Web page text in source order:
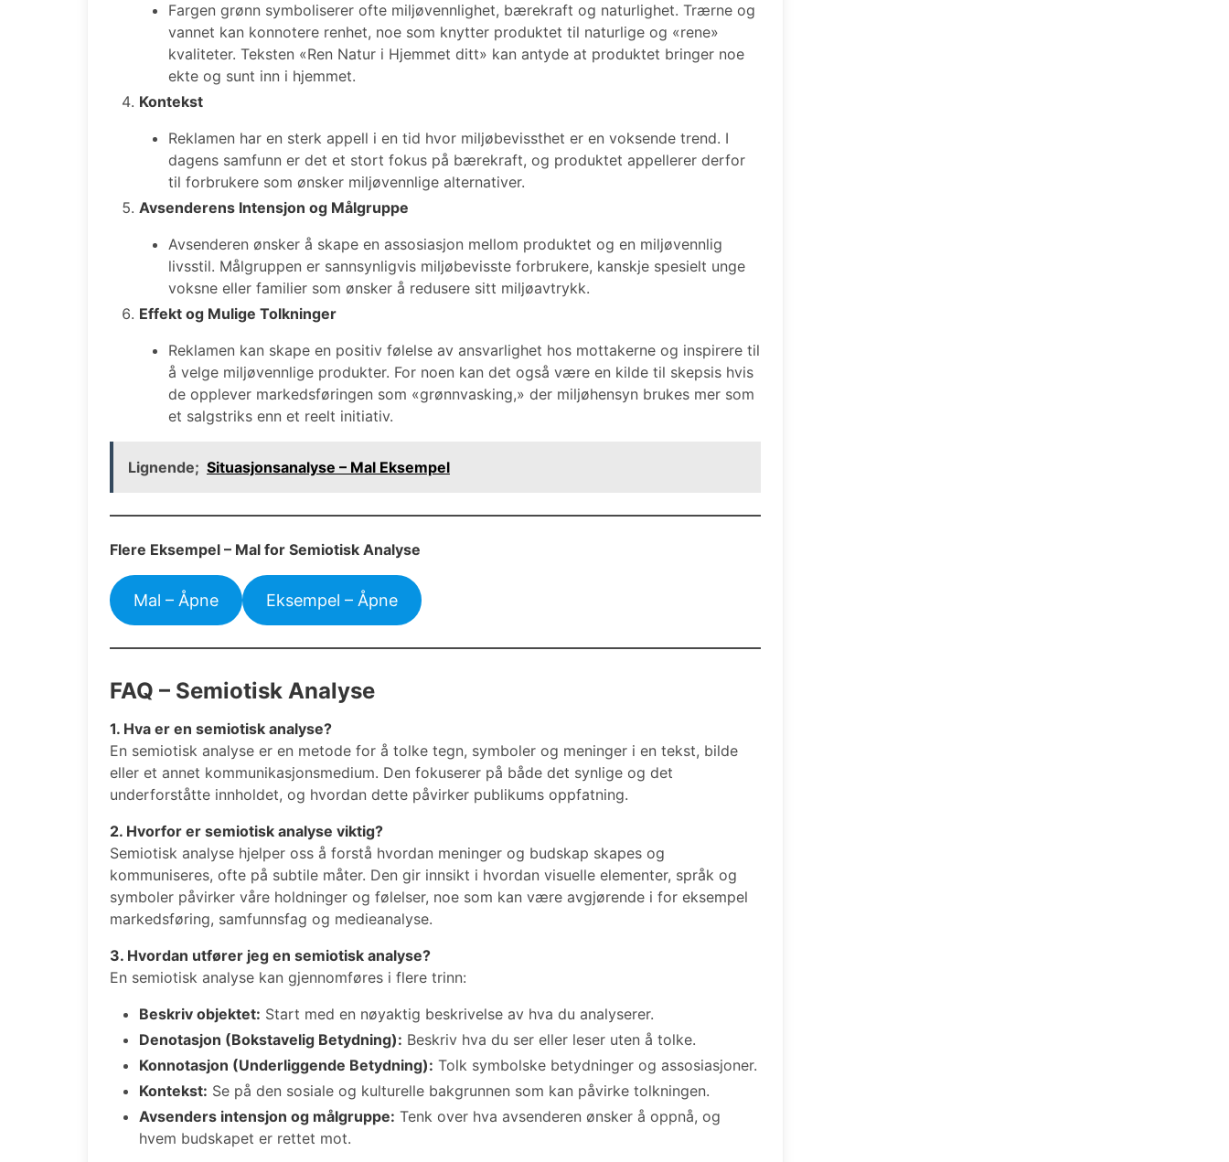
Fargen grønn symboliserer ofte miljøvennlighet, bærekraft og naturlighet. Trærne og
vannet kan konnotere renhet, noe som knytter produktet til naturlige og «rene»
kvaliteter. Teksten «Ren Natur i Hjemmet ditt» kan antyde at produktet bringer noe
ekte og sunt inn i hjemmet.
Kontekst
Reklamen har en sterk appell i en tid hvor miljøbevissthet er en voksende trend. I
dagens samfunn er det et stort fokus på bærekraft, og produktet appellerer derfor
til forbrukere som ønsker miljøvennlige alternativer.
Avsenderens Intensjon og Målgruppe
Avsenderen ønsker å skape en assosiasjon mellom produktet og en miljøvennlig
livsstil. Målgruppen er sannsynligvis miljøbevisste forbrukere, kanskje spesielt unge
voksne eller familier som ønsker å redusere sitt miljøavtrykk.
Effekt og Mulige Tolkninger
Reklamen kan skape en positiv følelse av ansvarlighet hos mottakerne og inspirere til
å velge miljøvennlige produkter. For noen kan det også være en kilde til skepsis hvis
de opplever markedsføringen som «grønnvasking,» der miljøhensyn brukes mer som
et salgstriks enn et reelt initiativ.
Lignende; Situasjonsanalyse – Mal Eksempel
Flere Eksempel – Mal for Semiotisk Analyse
Mal – Åpne Eksempel – Åpne
FAQ – Semiotisk Analyse
1. Hva er en semiotisk analyse?
En semiotisk analyse er en metode for å tolke tegn, symboler og meninger i en tekst, bilde
eller et annet kommunikasjonsmedium. Den fokuserer på både det synlige og det
underforståtte innholdet, og hvordan dette påvirker publikums oppfatning.
2. Hvorfor er semiotisk analyse viktig?
Semiotisk analyse hjelper oss å forstå hvordan meninger og budskap skapes og
kommuniseres, ofte på subtile måter. Den gir innsikt i hvordan visuelle elementer, språk og
symboler påvirker våre holdninger og følelser, noe som kan være avgjørende i for eksempel
markedsføring, samfunnsfag og medieanalyse.
3. Hvordan utfører jeg en semiotisk analyse?
En semiotisk analyse kan gjennomføres i flere trinn:
Beskriv objektet: Start med en nøyaktig beskrivelse av hva du analyserer.
Denotasjon (Bokstavelig Betydning): Beskriv hva du ser eller leser uten å tolke.
Konnotasjon (Underliggende Betydning): Tolk symbolske betydninger og assosiasjoner.
Kontekst: Se på den sosiale og kulturelle bakgrunnen som kan påvirke tolkningen.
Avsenders intensjon og målgruppe: Tenk over hva avsenderen ønsker å oppnå, og
hvem budskapet er rettet mot.